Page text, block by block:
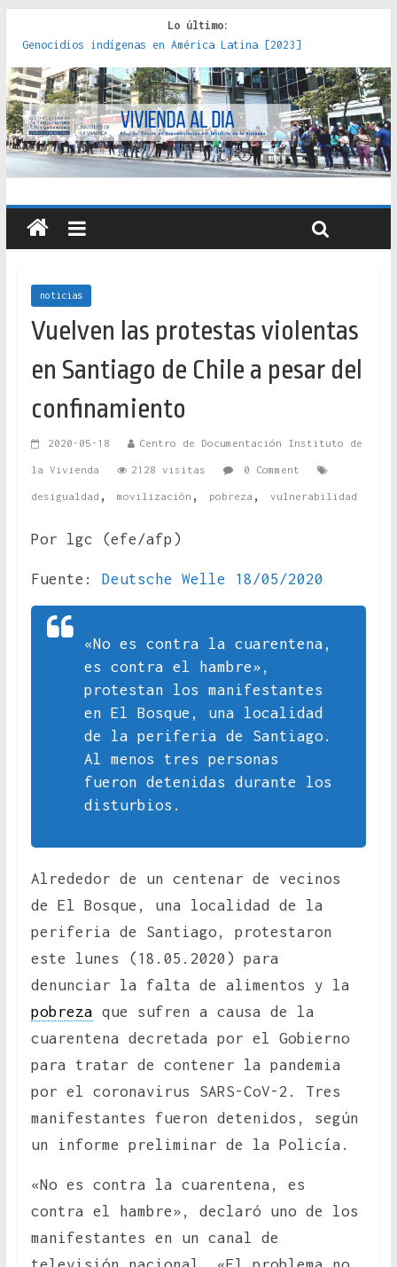
Lo último:
Genocidios indígenas en América Latina [2023]
Estudios sobre la espacialización de los Estados :
políticas, prácticas y representaciones [2022]
Donde el pedernal choca con el acero : hacia una teoría
crítica de las fronteras latinoamericanas [2020]
Criterios técnicos para una vivienda adecuada [2019]
Red de consultorios de la Caja del Seguro Obrero en
Santiago : un patrimonio emblemático [2014]
noticias
Vuelven las protestas violentas
en Santiago de Chile a pesar del
confinamiento
2020-05-18 Centro de Documentación Instituto de
la Vivienda 2128 visitas 0 Comment
desigualdad , movilización , pobreza , vulnerabilidad
Por lgc (efe/afp)
Fuente: Deutsche Welle 18/05/2020
«No es contra la cuarentena,
es contra el hambre»,
protestan los manifestantes
en El Bosque, una localidad
de la periferia de Santiago.
Al menos tres personas
fueron detenidas durante los
disturbios.
Alrededor de un centenar de vecinos
de El Bosque, una localidad de la
periferia de Santiago, protestaron
este lunes (18.05.2020) para
denunciar la falta de alimentos y la
pobreza que sufren a causa de la
cuarentena decretada por el Gobierno
para tratar de contener la pandemia
por el coronavirus SARS-CoV-2. Tres
manifestantes fueron detenidos, según
un informe preliminar de la Policía.
«No es contra la cuarentena, es
contra el hambre», declaró uno de los
manifestantes en un canal de